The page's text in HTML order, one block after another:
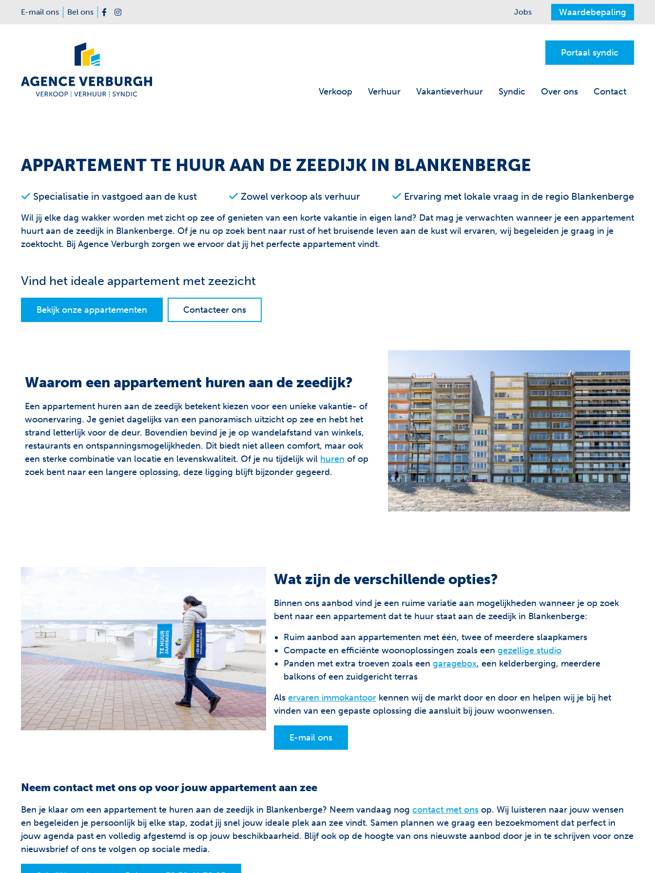
Menu overslaan en naar de inhoud gaan
Portaal syndic
E-mail ons Bel ons Facebook
Instagram Jobs Waardebepaling
Verkoop Verhuur Vakantieverhuur Syndic Over ons Contact
APPARTEMENT TE HUUR AAN DE ZEEDIJK IN BLANKENBERGE
Specialisatie in vastgoed aan de kust Zowel verkoop als verhuur Ervaring met lokale vraag in de regio Blankenberge
Wil jij elke dag wakker worden met zicht op zee of genieten van een korte vakantie in eigen land? Dat mag je verwachten wanneer je een appartement
huurt aan de zeedijk in Blankenberge. Of je nu op zoek bent naar rust of het bruisende leven aan de kust wil ervaren, wij begeleiden je graag in je
zoektocht. Bij Agence Verburgh zorgen we ervoor dat jij het perfecte appartement vindt.
Vind het ideale appartement met zeezicht
Bekijk onze appartementen Contacteer ons
Waarom een appartement huren aan de zeedijk?
Een appartement huren aan de zeedijk betekent kiezen voor een unieke vakantie- of
woonervaring. Je geniet dagelijks van een panoramisch uitzicht op zee en hebt het
strand letterlijk voor de deur. Bovendien bevind je je op wandelafstand van winkels,
restaurants en ontspanningsmogelijkheden. Dit biedt niet alleen comfort, maar ook
een sterke combinatie van locatie en levenskwaliteit. Of je nu tijdelijk wil huren of op
zoek bent naar een langere oplossing, deze ligging blijft bijzonder gegeerd.
Wat zijn de verschillende opties?
Binnen ons aanbod vind je een ruime variatie aan mogelijkheden wanneer je op zoek
bent naar een appartement dat te huur staat aan de zeedijk in Blankenberge:
Ruim aanbod aan appartementen met één, twee of meerdere slaapkamers
Compacte en efficiënte woonoplossingen zoals eengezellige studio
Panden met extra troeven zoals eengaragebox, een kelderberging, meerdere
balkons of een zuidgericht terras
Alservaren immokantoor kennen wij de markt door en door en helpen wij je bij het
vinden van een gepaste oplossing die aansluit bij jouw woonwensen.
E-mail ons
Neem contact met ons op voor jouw appartement aan zee
Ben je klaar om een appartement te huren aan de zeedijk in Blankenberge? Neem vandaag nog contact met onsop. Wij luisteren naar jouw wensen
en begeleiden je persoonlijk bij elke stap, zodat jij snel jouw ideale plek aan zee vindt. Samen plannen we graag een bezoekmoment dat perfect in
jouw agenda past en volledig afgestemd is op jouw beschikbaarheid. Blijf ook op de hoogte van ons nieuwste aanbod door je in te schrijven voor onze
nieuwsbrief of ons te volgen op sociale media.